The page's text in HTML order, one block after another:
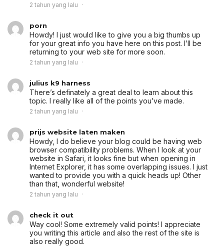
2 tahun yang lalu
porn
Howdy! I just would like to give you a big thumbs up
for your great info you have here on this post. I’ll be
returning to your web site for more soon.
2 tahun yang lalu
julius k9 harness
There’s definately a great deal to learn about this
topic. I really like all of the points you’ve made.
2 tahun yang lalu
prijs website laten maken
Howdy, I do believe your blog could be having web
browser compatibility problems. When I look at your
website in Safari, it looks fine but when opening in
Internet Explorer, it has some overlapping issues. I just
wanted to provide you with a quick heads up! Other
than that, wonderful website!
2 tahun yang lalu
check it out
Way cool! Some extremely valid points! I appreciate
you writing this article and also the rest of the site is
also really good.